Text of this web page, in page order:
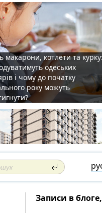
макарони, котлети та курку:
одеських
і чому до початку
року можуть
Записи в